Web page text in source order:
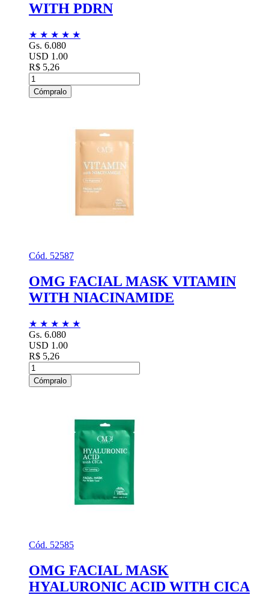
WITH PDRN
★ ★ ★ ★ ★
Gs. 6.080
USD 1.00
R$ 5,26
Cómpralo
Cód. 52587
OMG FACIAL MASK VITAMIN
WITH NIACINAMIDE
★ ★ ★ ★ ★
Gs. 6.080
USD 1.00
R$ 5,26
Cómpralo
Cód. 52585
OMG FACIAL MASK
HYALURONIC ACID WITH CICA